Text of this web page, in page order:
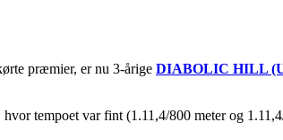
præmier, er nu 3-årige DIABOLIC HILL
tempoet var fint (1.11,4/800 meter og